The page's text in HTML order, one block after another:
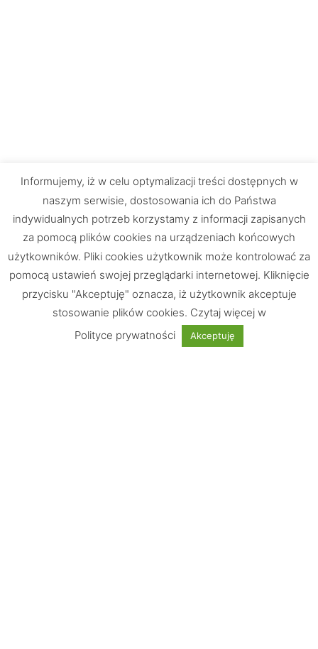
Chętnie odpowiemy na Wasze pytania
Informujemy, iż w celu optymalizacji treści dostępnych w
naszym serwisie, dostosowania ich do Państwa
indywidualnych potrzeb korzystamy z informacji zapisanych
za pomocą plików cookies na urządzeniach końcowych
użytkowników. Pliki cookies użytkownik może kontrolować za
pomocą ustawień swojej przeglądarki internetowej. Kliknięcie
przycisku "Akceptuję" oznacza, iż użytkownik akceptuje
stosowanie plików cookies. Czytaj więcej w
Polityce prywatności
Akceptuję